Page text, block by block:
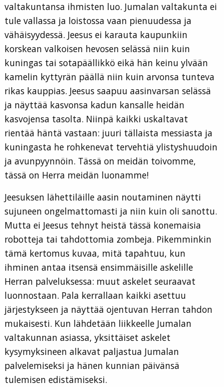
valtakuntansa ihmisten luo. Jumalan valtakunta ei
tule vallassa ja loistossa vaan pienuudessa ja
vähäisyydessä. Jeesus ei karauta kaupunkiin
korskean valkoisen hevosen selässä niin kuin
kuningas tai sotapäällikkö eikä hän keinu ylvään
kamelin kyttyrän päällä niin kuin arvonsa tunteva
rikas kauppias. Jeesus saapuu aasinvarsan selässä
ja näyttää kasvonsa kadun kansalle heidän
kasvojensa tasolta. Niinpä kaikki uskaltavat
rientää häntä vastaan: juuri tällaista messiasta ja
kuningasta he rohkenevat tervehtiä ylistyshuudoin
ja avunpyynnöin. Tässä on meidän toivomme,
tässä on Herra meidän luonamme!
Jeesuksen lähettiläille aasin noutaminen näytti
sujuneen ongelmattomasti ja niin kuin oli sanottu.
Mutta ei Jeesus tehnyt heistä tässä konemaisia
robotteja tai tahdottomia zombeja. Pikemminkin
tämä kertomus kuvaa, mitä tapahtuu, kun
ihminen antaa itsensä ensimmäisille askelille
Herran palveluksessa: muut askelet seuraavat
luonnostaan. Pala kerrallaan kaikki asettuu
järjestykseen ja näyttää ojentuvan Herran tahdon
mukaisesti. Kun lähdetään liikkeelle Jumalan
valtakunnan asiassa, yksittäiset askelet
kysymyksineen alkavat paljastua Jumalan
palvelemiseksi ja hänen kunnian päivänsä
tulemisen edistämiseksi.